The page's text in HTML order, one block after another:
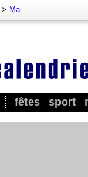
fêtes sport
> Mai